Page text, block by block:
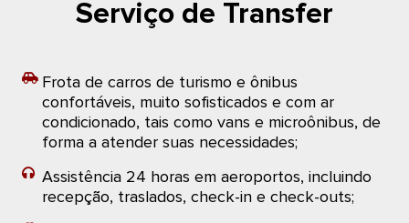
Serviço de Transfer
Frota de carros de turismo e ônibus
confortáveis, muito sofisticados e com ar
condicionado, tais como vans e microônibus, de
forma a atender suas necessidades;
Assistência 24 horas em aeroportos, incluindo
recepção, traslados, check-in e check-outs;